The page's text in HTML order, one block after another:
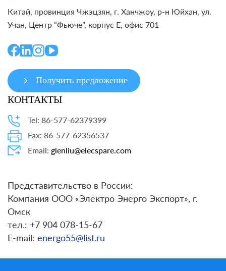
Китай, провинция Чжэцзян, г. Ханчжоу, р-н Юйхан, ул.
Учан, Центр “Фьюче”, корпус E, офис 701
Получить предложение
КОНТАКТЫ
Tel: 86-577-62379399
Fax: 86-577-62356537
Email: glenliu@elecspare.com
Представительство в России:
Компания ООО «Электро Энерго Экспорт», г.
Омск
тел.: +7 904 078-15-67
E-mail: energo55@list.ru